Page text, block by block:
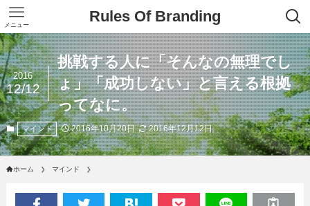
Rules Of Branding
メニュー
挑戦する人に「そんなの無理でし
ょ」「成功しない」と言える根拠
ってなに。
2016
12/12
マインド 2016年10月20日 2016年12月12日
ホーム マインド